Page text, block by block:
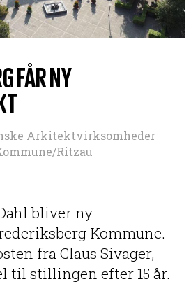
FÅR NY
Arkitektvirksomheder
Ritzau
bliver ny
Kommune.
fra Claus Sivager,
til stillingen efter 15 år.